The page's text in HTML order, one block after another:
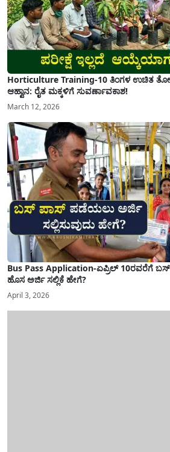
Horticulture Training-10 ತಿಂಗಳ ಉಚಿತ
ಆಹ್ವಾನ: ರೈತ ಮಕ್ಕಳಿಗೆ ಸುವರ್ಣಾವಕಾಶ!
March 12, 2026
Bus Pass Application-ಏಪ್ರಿಲ್ 10ರವರೆಗೆ ಬಸ್
ಹೊಸ ಅರ್ಜಿ ಸಲ್ಲಿಕೆ ಹೇಗೆ?
April 3, 2026